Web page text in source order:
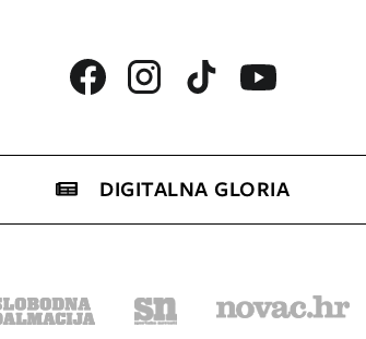
DIGITALNA GLORIA